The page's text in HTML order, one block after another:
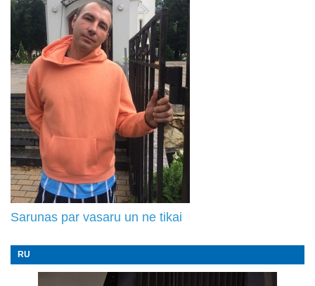
Sarunas par vasaru un ne tikai
RU